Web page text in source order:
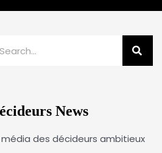
News
média des décideurs ambitieux